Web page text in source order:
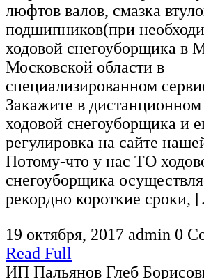
люфтов валов, смазка
подшипников(при
ходовой снегоуборщика в
Московской области в
специализированном
Закажите в
ходовой снегоуборщика и
регулировка на сайте
Потому-что у нас ТО
снегоуборщика
рекордно короткие сроки,
19 октября, 2017 admin 0
Read Full
ИП Пальянов Глеб